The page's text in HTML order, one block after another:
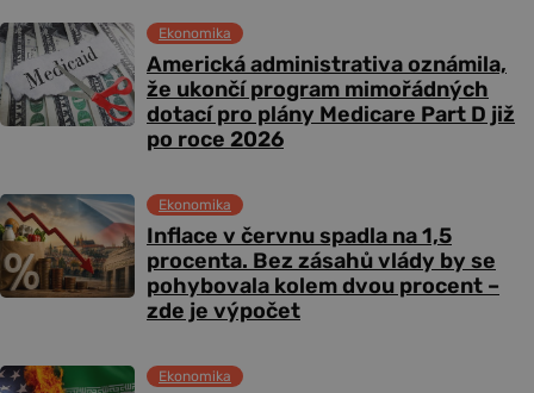
Americká administrativa oznámila,
že ukončí program mimořádných
dotací pro plány Medicare Part D již
po roce 2026
Ekonomika
Inflace v červnu spadla na 1,5
procenta. Bez zásahů vlády by se
pohybovala kolem dvou procent –
zde je výpočet
Ekonomika
Ekonomika